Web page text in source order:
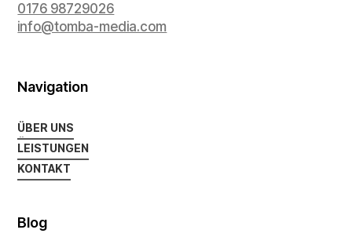
0176 98729026
info@tomba-media.com
Navigation
ÜBER UNS
ÜBER UNS
LEISTUNGEN
LEISTUNGEN
KONTAKT
KONTAKT
Blog